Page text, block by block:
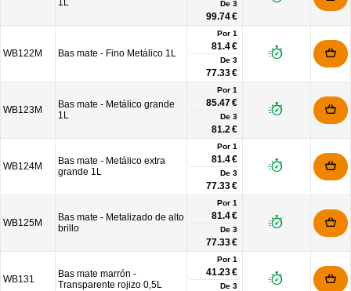
1L De 3
99.74 €
WB122M Bas mate - Fino Metálico 1L
Por 1
81.4 €
De 3
77.33 €
WB123M
Bas mate - Metálico grande
1L
Por 1
85.47 €
De 3
81.2 €
WB124M
Bas mate - Metálico extra
grande 1L
Por 1
81.4 €
De 3
77.33 €
WB125M
Bas mate - Metalizado de alto
brillo
Por 1
81.4 €
De 3
77.33 €
WB131
Bas mate marrón -
Transparente rojizo 0,5L
Por 1
41.23 €
De 3